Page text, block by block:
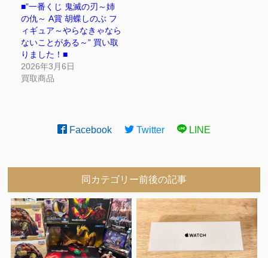
■”一番くじ 鬼滅の刃～姉
の仇～ A賞 胡蝶しのぶ フ
ィギュア～やらなきゃなら
ないことがある～” 買い取
りました！■
2026年3月6日
買取商品
Facebook Twitter LINE
同カテゴリー前後の記事